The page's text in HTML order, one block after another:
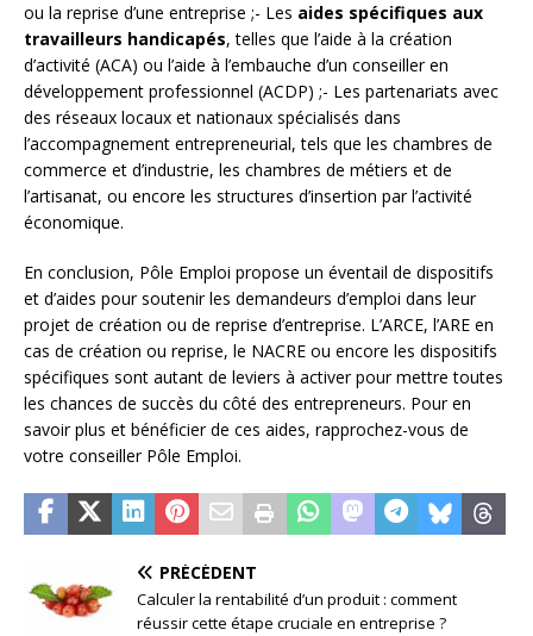
ou la reprise d’une entreprise ;- Les aides spécifiques aux
travailleurs handicapés, telles que l’aide à la création
d’activité (ACA) ou l’aide à l’embauche d’un conseiller en
développement professionnel (ACDP) ;- Les partenariats avec
des réseaux locaux et nationaux spécialisés dans
l’accompagnement entrepreneurial, tels que les chambres de
commerce et d’industrie, les chambres de métiers et de
l’artisanat, ou encore les structures d’insertion par l’activité
économique.
En conclusion, Pôle Emploi propose un éventail de dispositifs
et d’aides pour soutenir les demandeurs d’emploi dans leur
projet de création ou de reprise d’entreprise. L’ARCE, l’ARE en
cas de création ou reprise, le NACRE ou encore les dispositifs
spécifiques sont autant de leviers à activer pour mettre toutes
les chances de succès du côté des entrepreneurs. Pour en
savoir plus et bénéficier de ces aides, rapprochez-vous de
votre conseiller Pôle Emploi.
PRÉCÉDENT
Calculer la rentabilité d’un produit : comment
réussir cette étape cruciale en entreprise ?